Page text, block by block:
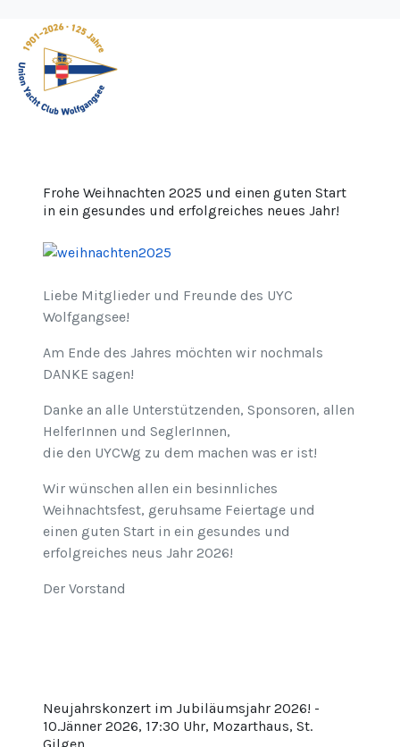
Frohe Weihnachten 2025 und einen guten Start
in ein gesundes und erfolgreiches neues Jahr!
Liebe Mitglieder und Freunde des UYC
Wolfgangsee!
Am Ende des Jahres möchten wir nochmals
DANKE sagen!
Danke an alle Unterstützenden, Sponsoren, allen
HelferInnen und SeglerInnen,
die den UYCWg zu dem machen was er ist!
Wir wünschen allen ein besinnliches
Weihnachtsfest, geruhsame Feiertage und
einen guten Start in ein gesundes und
erfolgreiches neus Jahr 2026!
Der Vorstand
Neujahrskonzert im Jubiläumsjahr 2026! -
10.Jänner 2026, 17:30 Uhr, Mozarthaus, St.